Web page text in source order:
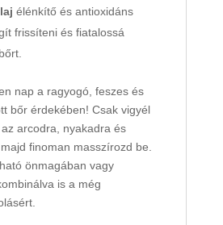
élénkítő és antioxidáns
frissíteni és fiatalossá
nap a ragyogó, feszes és
bőr érdekében! Csak vigyél
arcodra, nyakadra és
finoman masszírozd be.
önmagában vagy
is a még